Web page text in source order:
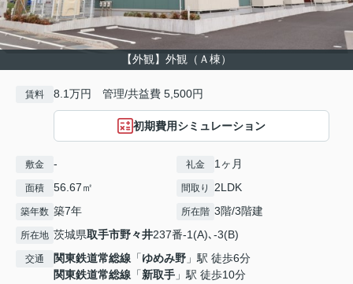
【外観】外観（Ａ棟）
賃料 8.1万円 管理/共益費 5,500円
初期費用シミュレーション
敷金 - 礼金 1ヶ月
面積 56.67㎡ 間取り 2LDK
築年数 築7年 所在階 3階/3階建
所在地 茨城県取手市野々井237番-1(A)､-3(B)
交通 関東鉄道常総線 「ゆめみ野 」駅 徒歩6分
関東鉄道常総線 「新取手 」駅 徒歩10分